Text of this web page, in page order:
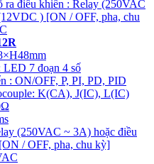
LED 7 đoạn 4 số
: ON/OFF, P, PI, PD, PID
K(CA), J(IC), L(IC)
(250VAC ~ 3A) hoặc điều
/ OFF, pha, chu kỳ]